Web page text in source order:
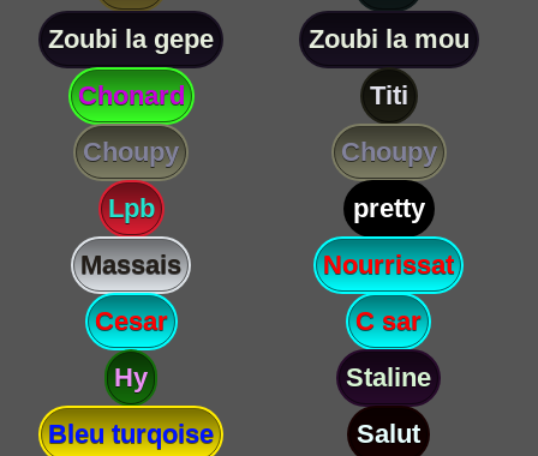
Zoubi la gepe
Zoubi la mou
Chonard
Titi
Choupy
Choupy
Lpb
pretty
Massais
Nourrissat
Cesar
C sar
Hy
Staline
Bleu turqoise
Salut